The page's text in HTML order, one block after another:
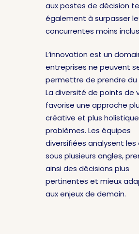
aux postes de décision
également à surpasser
concurrentes moins
L’innovation est un
entreprises ne peuvent
permettre de prendre du
La diversité de points de
favorise une approche
créative et plus
problèmes. Les équipes
diversifiées analysent les
sous plusieurs angles,
ainsi des décisions plus
pertinentes et mieux
aux enjeux de demain.